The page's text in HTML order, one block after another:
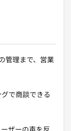
管理まで、営業
で商談できる